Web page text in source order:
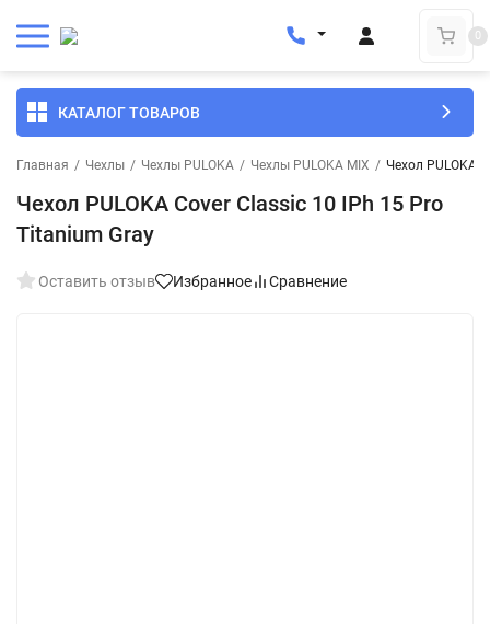
0
КАТАЛОГ ТОВАРОВ
Главная / Чехлы / Чехлы PULOKA / Чехлы PULOKA MIX / Чехол PULOKA
Чехол PULOKA Cover Classic 10 IPh 15 Pro
Titanium Gray
Оставить отзыв Избранное Сравнение